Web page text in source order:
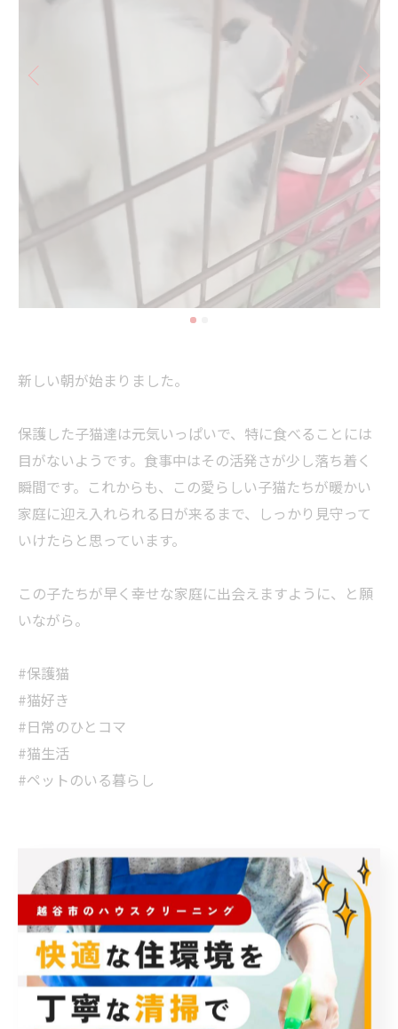
新しい朝が始まりました。
保護した子猫達は元気いっぱいで、特に食べることには
目がないようです。食事中はその活発さが少し落ち着く
瞬間です。これからも、この愛らしい子猫たちが暖かい
家庭に迎え入れられる日が来るまで、しっかり見守って
いけたらと思っています。
この子たちが早く幸せな家庭に出会えますように、と願
いながら。
#保護猫
#猫好き
#日常のひとコマ
#猫生活
#ペットのいる暮らし
< 前のページ 一覧に戻る 次のページ >
カテゴリー Categories